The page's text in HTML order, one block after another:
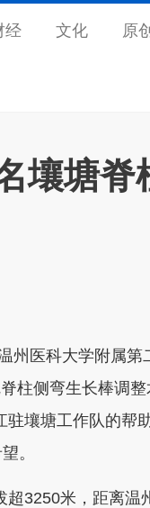
经 文化 原创
壤塘
医科大学附属第
柱侧弯生长棒调
壤塘工作队的帮
。
3250米，距离温